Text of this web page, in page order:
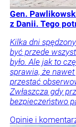
Gen.
z Danii. Tego
Kilka dni
być przede
było. Ale jak to
sprawia, że
przestać
Zwłaszcza gdy
bezpieczeństwo
Opinie i